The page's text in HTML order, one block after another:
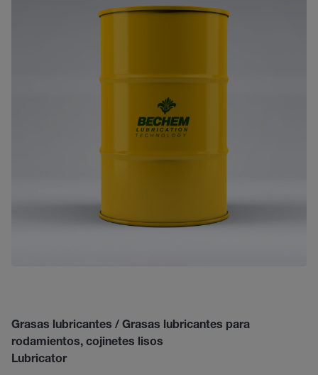
Grasas lubricantes / Grasas lubricantes para
rodamientos, cojinetes lisos
Lubricator